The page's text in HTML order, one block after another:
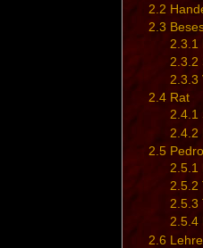
2.2
2.3
2.3.1
2.3.2
2.3.3
2.4 Rat
2.4.1
2.4.2
2.5 Pedro
2.5.1
2.5.2
2.5.3
2.5.4
2.6